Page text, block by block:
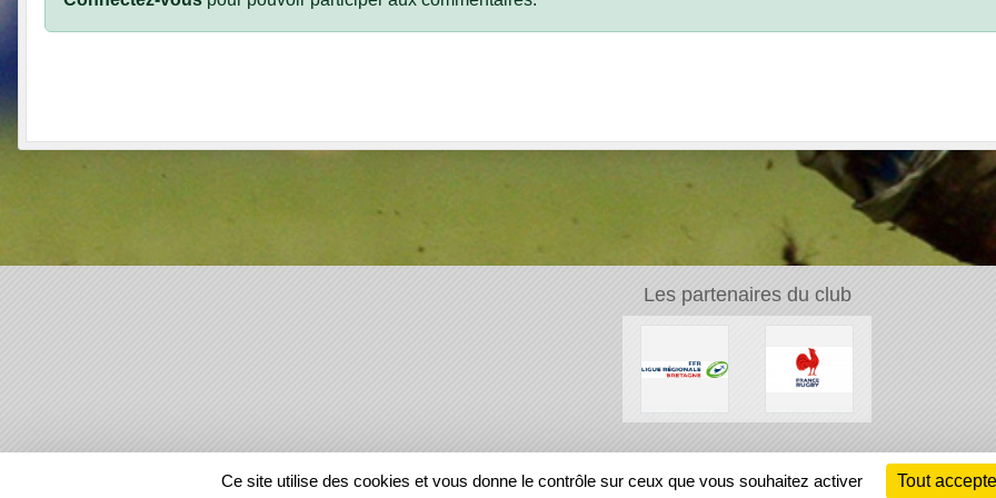
Les partenaires du club
REGIONS
Ce site utilise des cookies et vous donne le contrôle sur ceux que vous souhaitez activer Tout